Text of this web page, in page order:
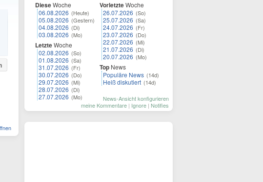
DieseWoche
06.08.2026 (Heute)
05.08.2026 (Gestern)
04.08.2026 (Di)
03.08.2026 (Mo)
LetzteWoche
02.08.2026 (So)
01.08.2026 (Sa)
31.07.2026 (Fr)
30.07.2026 (Do)
29.07.2026 (Mi)
28.07.2026 (Di)
27.07.2026 (Mo)
VorletzteWoche
26.07.2026 (So)
25.07.2026 (Sa)
24.07.2026 (Fr)
23.07.2026 (Do)
22.07.2026 (Mi)
21.07.2026 (Di)
20.07.2026 (Mo)
Top News
Populäre News (14d)
Heiß diskutiert (14d)
News-Ansicht konfigurieren
meine Kommentare | Ignore | Notifies